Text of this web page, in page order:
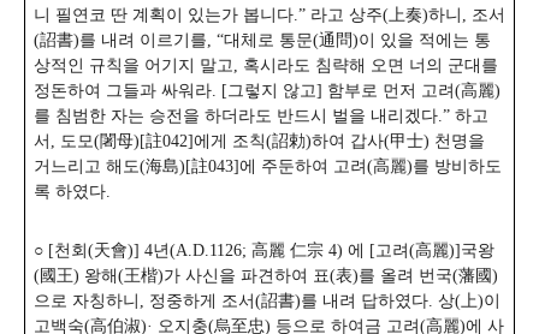
니 필연코 딴 계획이 있는가 봅니다.” 라고 상주(上奏)하니, 조서
(詔書)를 내려 이르기를, “대체로 통문(通問)이 있을 적에는 통
상적인 규칙을 어기지 말고, 혹시라도 침략해 오면 너의 군대를
정돈하여 그들과 싸워라. [그렇지 않고] 함부로 먼저 고려(高麗)
를 침범한 자는 승전을 하더라도 반드시 벌을 내리겠다.” 하고
서, 도모(闍母)[註042]에게 조칙(詔勅)하여 갑사(甲士) 천명을
거느리고 해도(海島)[註043]에 주둔하여 고려(高麗)를 방비하도
록 하였다.
○ [천회(天會)] 4년(A.D.1126; 高麗 仁宗 4) 에 [고려(高麗)]국왕
(國王) 왕해(王楷)가 사신을 파견하여 표(表)를 올려 번국(藩國)
으로 자칭하니, 정중하게 조서(詔書)를 내려 답하였다. 상(上)이
고백숙(高伯淑)· 오지충(烏至忠) 등으로 하여금 고려(高麗)에 사